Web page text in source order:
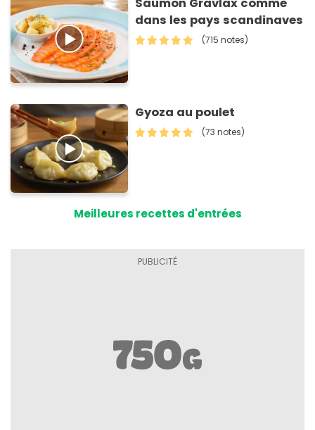
dans les pays scandinaves
(715 notes)
Gyoza au poulet
(73 notes)
Meilleures recettes d'entrées